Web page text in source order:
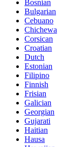
Bosnian
Bulgarian
Cebuano
Chichewa
Corsican
Croatian
Dutch
Estonian
Filipino
Finnish
Frisian
Galician
Georgian
Gujarati
Haitian
Hausa